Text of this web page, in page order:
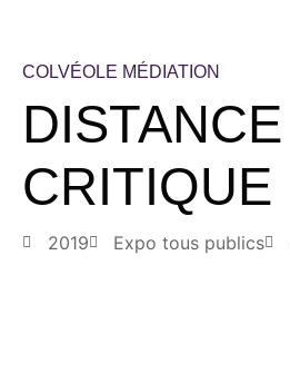
COLVÉOLE MÉDIATION
DISTANCE
CRITIQUE
2019 Expo tous publics